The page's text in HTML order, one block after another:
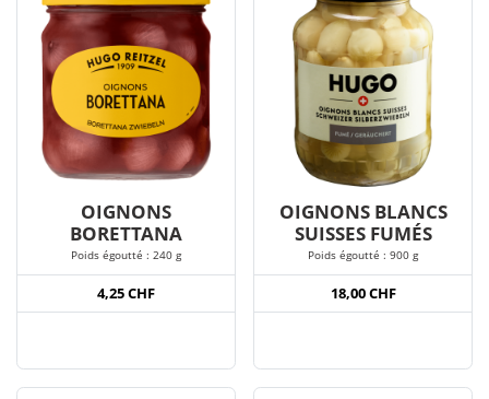
OIGNONS
BORETTANA
Poids égoutté : 240 g
4,25 CHF
OIGNONS BLANCS
SUISSES FUMÉS
Poids égoutté : 900 g
18,00 CHF